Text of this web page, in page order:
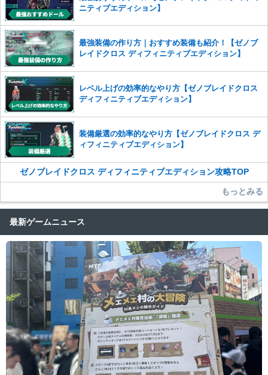
ニティブエディション】
最強装備の作り方｜おすすめ装備も紹介！【ゼノブ
レイドクロス ディフィニティブエディション】
レベル上げの効率的なやり方【ゼノブレイドクロス
ディフィニティブエディション】
装備厳選の効率的なやり方【ゼノブレイドクロス デ
ィフィニティブエディション】
ゼノブレイドクロス ディフィニティブエディション攻略TOP
もっとみる
最新ゲームニュース